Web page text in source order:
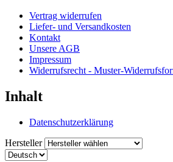
Vertrag widerrufen
Liefer- und Versandkosten
Kontakt
Unsere AGB
Impressum
Widerrufsrecht - Muster-
Inhalt
Datenschutzerklärung
Hersteller